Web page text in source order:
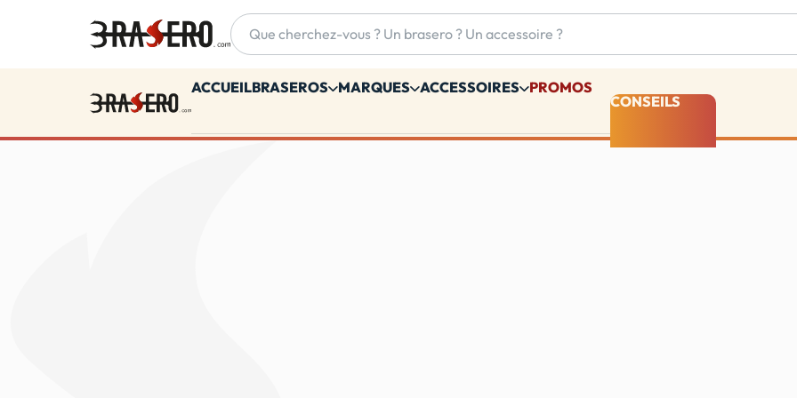
Accueil
Accueil
ACCUEILBRASEROS MARQUES ACCESSOIRES PROMOS
CONSEILS